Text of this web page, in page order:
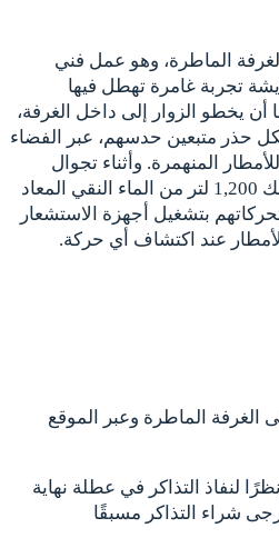
الماطرة، وهو عمل فني
تجربة غامرة تهطل فيها
أن يخطو الزوار إلى داخل الغرفة،
حذر متبعين حدسهم، عبر الفضاء
المنهمرة. وأثناء تجوال
الزوار في الغرفة التي تستهلك 1,200 لتر من الماء النقي المعاد
بتشغيل أجهزة الاستشعار
عند اكتشاف أي حركة.
الغرفة الماطرة وعبر الموقع
لنفاذ التذاكر في عطلة نهاية
شراء التذاكر مسبقًا